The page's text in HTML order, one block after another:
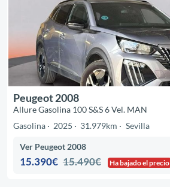
Peugeot 2008
Allure Gasolina 100 S&S 6 Vel. MAN
Gasolina
2025 31.979km Sevilla
Ver Peugeot 2008
15.390€ 15.490€ Ha bajado el precio